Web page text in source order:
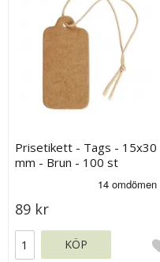
Prisetikett - Tags - 15x30
mm - Brun - 100 st
89 kr
KÖP